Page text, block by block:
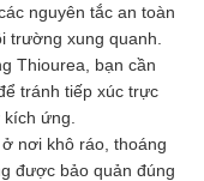
nguyên tắc an toàn
trường xung quanh.
Thiourea, bạn cần
tránh tiếp xúc trực
ứng.
nơi khô ráo, thoáng
được bảo quản đúng